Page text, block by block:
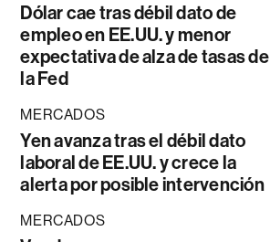
Dólar cae tras débil dato de
empleo en EE.UU. y menor
expectativa de alza de tasas de
la Fed
MERCADOS
Yen avanza tras el débil dato
laboral de EE.UU. y crece la
alerta por posible intervención
MERCADOS